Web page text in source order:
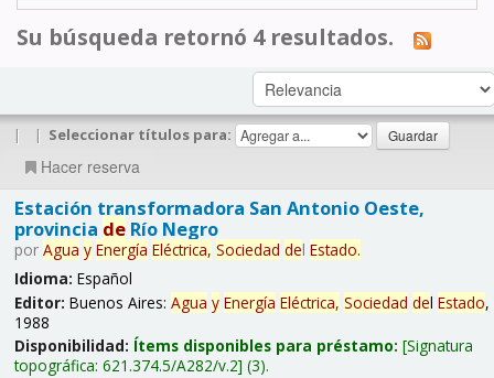
Su búsqueda retornó 4 resultados.
| | Seleccionar títulos para:
Hacer reserva
Estación transformadora San Antonio Oeste,
provincia deRío Negro
por Agua y Energía Eléctrica, Sociedad del Estado.
Idioma: Español
Editor: Buenos Aires: Agua y Energía Eléctrica, Sociedad del Estado,
1988
Disponibilidad: Ítems disponibles para préstamo: Signatura
topográfica: 621.374.5/A282/v.2 (3).